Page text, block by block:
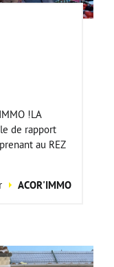
!LA
de rapport
au REZ
ACOR'IMMO